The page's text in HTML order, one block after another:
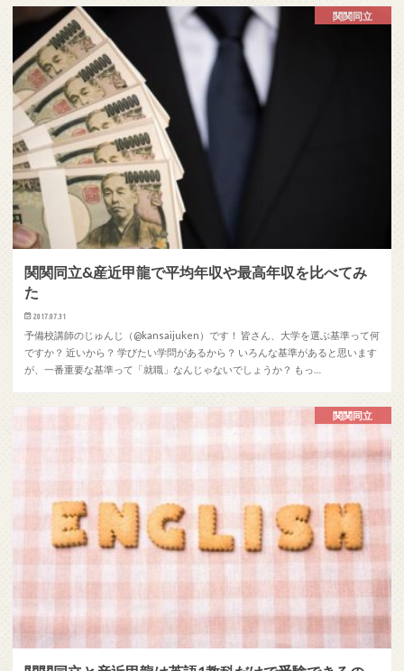
関関同立
関関同立&産近甲龍で平均年収や最高年収を比べてみ
た
2017.07.31
予備校講師のじゅんじ（@kansaijuken）です！ 皆さん、大学を選ぶ基準って何
ですか？ 近いから？ 学びたい学問があるから？ いろんな基準があると思います
が、一番重要な基準って「就職」なんじゃないでしょうか？ もっ…
関関同立